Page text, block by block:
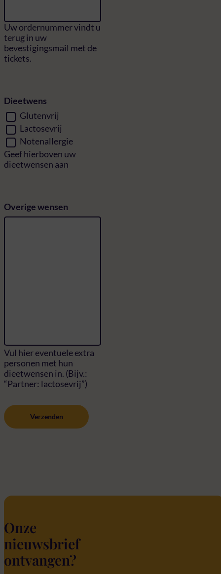
Uw ordernummer vindt u
terug in uw
bevestigingsmail met de
tickets.
Dieetwens
Glutenvrij
Lactosevrij
Notenallergie
Geef hierboven uw
dieetwensen aan
Overige wensen
Vul hier eventuele extra
personen met hun
dieetwensen in. (Bijv.:
“Partner: lactosevrij”)
Onze
nieuwsbrief
ontvangen?